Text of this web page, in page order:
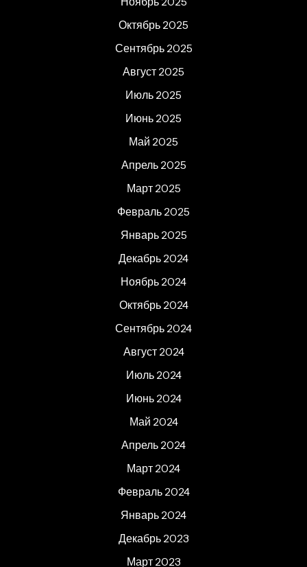
Октябрь 2025
Сентябрь 2025
Август 2025
Июль 2025
Июнь 2025
Май 2025
Апрель 2025
Март 2025
Февраль 2025
Январь 2025
Декабрь 2024
Ноябрь 2024
Октябрь 2024
Сентябрь 2024
Август 2024
Июль 2024
Июнь 2024
Май 2024
Апрель 2024
Март 2024
Февраль 2024
Январь 2024
Декабрь 2023
Март 2023